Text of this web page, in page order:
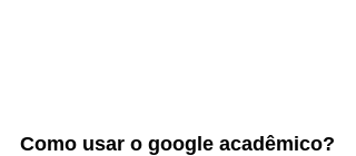
Como usar o google acadêmico?